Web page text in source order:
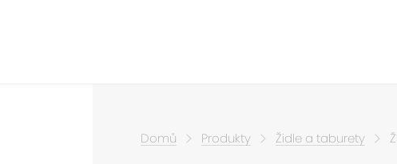
Domů Produkty Židle a taburety